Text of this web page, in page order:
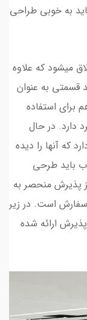
به خوبی طراحی
میشود که علاوه
قسمتی به عنوان
برای استفاده
دارد. در حال
که آنها را دیده
باید طرحی
پذیرش منحصر به
است. در زیر
میز پذیرش ارائه شده